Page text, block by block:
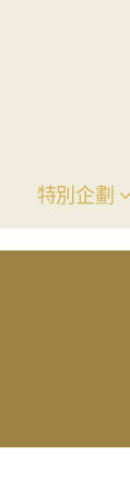
特別企劃